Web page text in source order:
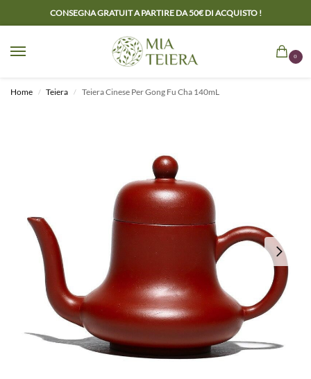
CONSEGNA GRATUIT A PARTIRE DA 50€ DI ACQUISTO !
0
Home / Teiera / Teiera Cinese Per Gong Fu Cha 140mL